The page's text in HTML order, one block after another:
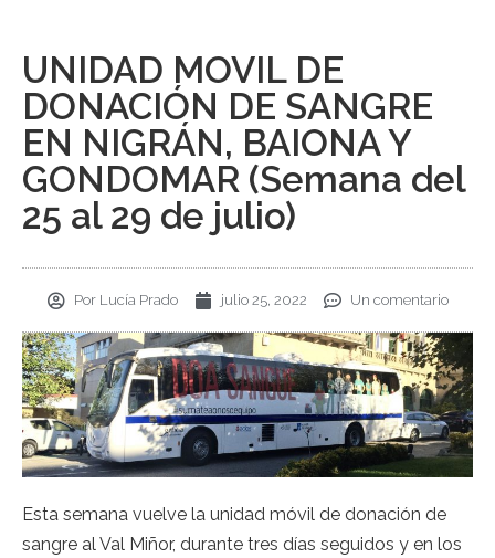
UNIDAD MOVIL DE
DONACIÓN DE SANGRE
EN NIGRÁN, BAIONA Y
GONDOMAR (Semana del
25 al 29 de julio)
PorLucía Prado julio 25, 2022 Un comentario
Esta semana vuelve la unidad móvil de donación de
sangre al Val Miñor, durante tres días seguidos y en los